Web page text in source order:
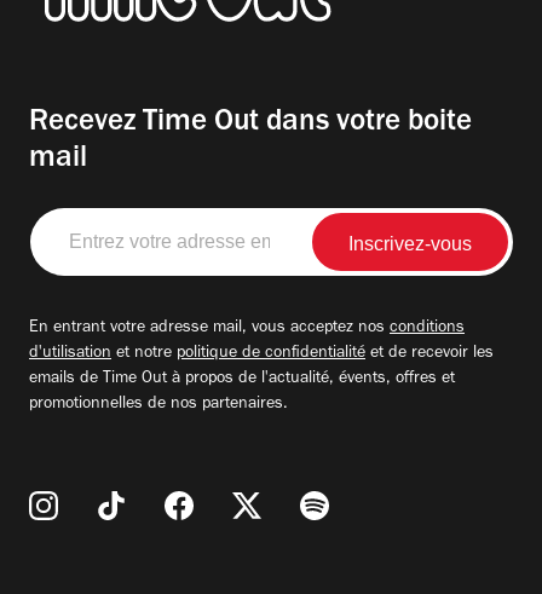
Recevez Time Out dans votre boite
mail
Entrez
votre
adresse
En entrant votre adresse mail, vous acceptez nos conditions
d'utilisation et notre politique de confidentialité et de recevoir les
emails de Time Out à propos de l'actualité, évents, offres et
promotionnelles de nos partenaires.